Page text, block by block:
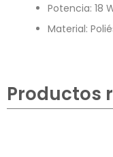
Potencia: 18
Material:
Productos